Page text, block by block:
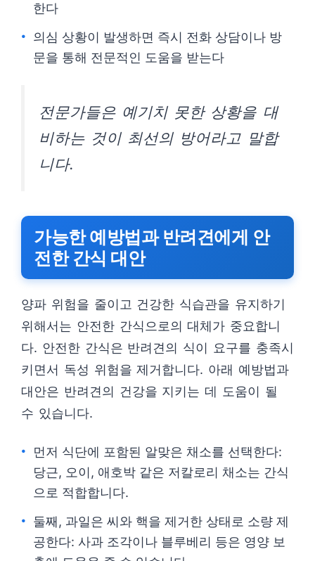
한다
의심 상황이 발생하면 즉시 전화 상담이나 방
문을 통해 전문적인 도움을 받는다
전문가들은 예기치 못한 상황을 대
비하는 것이 최선의 방어라고 말합
니다.
가능한 예방법과 반려견에게 안
전한 간식 대안
양파 위험을 줄이고 건강한 식습관을 유지하기
위해서는 안전한 간식으로의 대체가 중요합니
다. 안전한 간식은 반려견의 식이 요구를 충족시
키면서 독성 위험을 제거합니다. 아래 예방법과
대안은 반려견의 건강을 지키는 데 도움이 될
수 있습니다.
먼저 식단에 포함된 알맞은 채소를 선택한다:
당근, 오이, 애호박 같은 저칼로리 채소는 간식
으로 적합합니다.
둘째, 과일은 씨와 핵을 제거한 상태로 소량 제
공한다: 사과 조각이나 블루베리 등은 영양 보